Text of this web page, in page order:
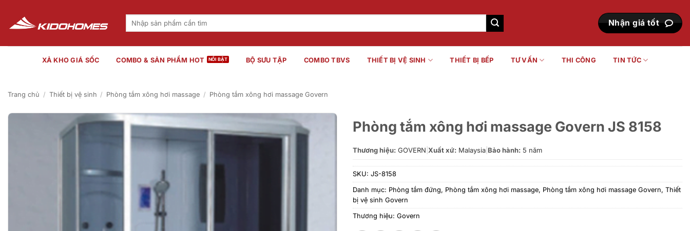
nội
dung
Tìm
Nhận giá tốt
XẢ KHO GIÁ SỐC COMBO & SẢN PHẨM HOT BỘ SƯU TẬP COMBO TBVS THIẾT BỊ VỆ SINH THIẾT BỊ BẾP TƯ VẤN THI CÔNG TIN TỨC
Trang chủ / Thiết bị vệ sinh / Phòng tắm xông hơi massage / Phòng tắm xông hơi massage Govern
Phòng tắm xông hơi massage Govern JS 8158
Thương hiệu: GOVERN Xuất xứ: Malaysia Bảo hành: 5 năm
SKU: JS-8158
Danh mục: Phòng tắm đứng, Phòng tắm xông hơi massage, Phòng tắm xông hơi massage Govern, Thiết
bị vệ sinh Govern
Thương hiệu: Govern